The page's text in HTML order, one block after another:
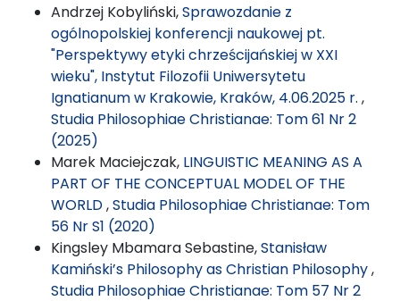
Andrzej Kobyliński,Sprawozdanie z
ogólnopolskiej konferencji naukowej pt.
"Perspektywy etyki chrześcijańskiej w XXI
wieku", Instytut Filozofii Uniwersytetu
Ignatianum w Krakowie, Kraków, 4.06.2025 r. ,
Studia Philosophiae Christianae: Tom 61 Nr 2
(2025)
Marek Maciejczak, LINGUISTIC MEANING AS A
PART OF THE CONCEPTUAL MODEL OF THE
WORLD,Studia Philosophiae Christianae: Tom
56 Nr S1 (2020)
Kingsley Mbamara Sebastine,Stanisław
Kamiński’s Philosophy as Christian Philosophy,
Studia Philosophiae Christianae: Tom 57 Nr 2